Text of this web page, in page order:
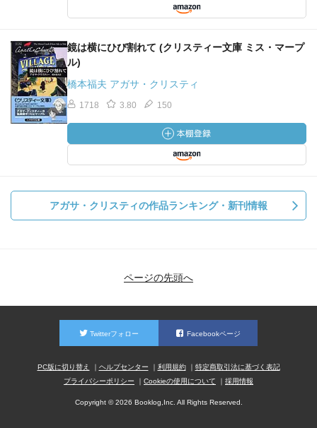
鏡は横にひび割れて (クリスティー文庫 ミス・マープ
ル)
橋本福夫 アガサ・クリスティ
1718 3.80 150
アガサ・クリスティの作品ランキング・新刊情報
ページの先頭へ
Twitterフォロー Facebookページ
PC版に切り替え ヘルプセンター 利用規約
特定商取引法に基づく表記
プライバシーポリシー
Cookieの使用について 採用情報
Copyright © 2026 Booklog,Inc. All Rights Reserved.